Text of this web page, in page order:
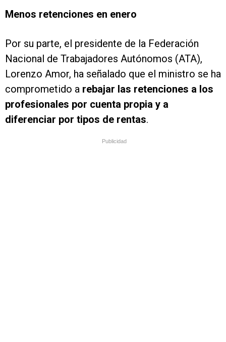
Menos retenciones en enero
Por su parte, el presidente de la Federación
Nacional de Trabajadores Autónomos (ATA),
Lorenzo Amor, ha señalado que el ministro se ha
comprometido a rebajar las retenciones a los
profesionales por cuenta propia y a
diferenciar por tipos de rentas.
Publicidad